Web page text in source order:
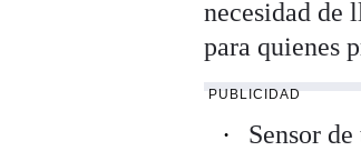
necesidad de
para quienes
PUBLICIDAD
Sensor